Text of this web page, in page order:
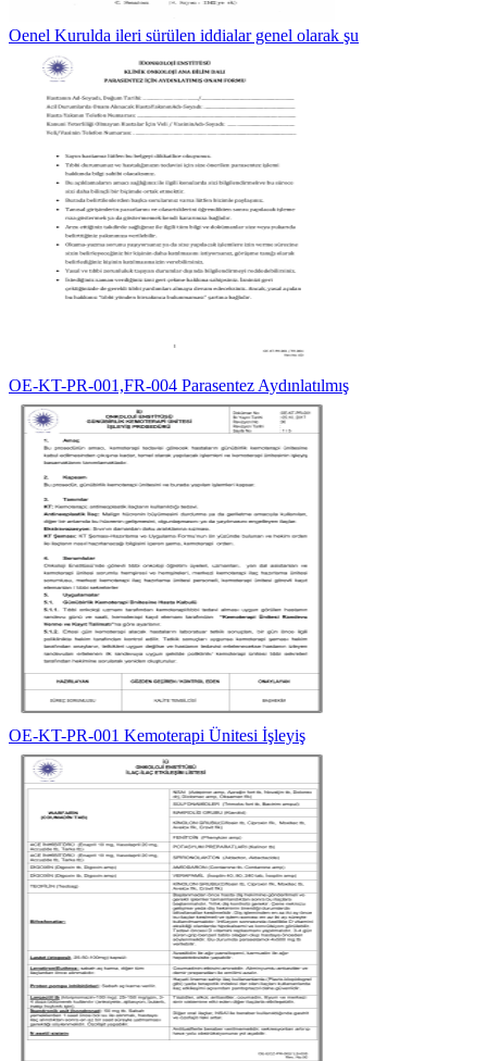
Oenel Kurulda ileri sürülen iddialar genel olarak şu
OE-KT-PR-001,FR-004 Parasentez Aydınlatılmış
OE-KT-PR-001 Kemoterapi Ünitesi İşleyiş